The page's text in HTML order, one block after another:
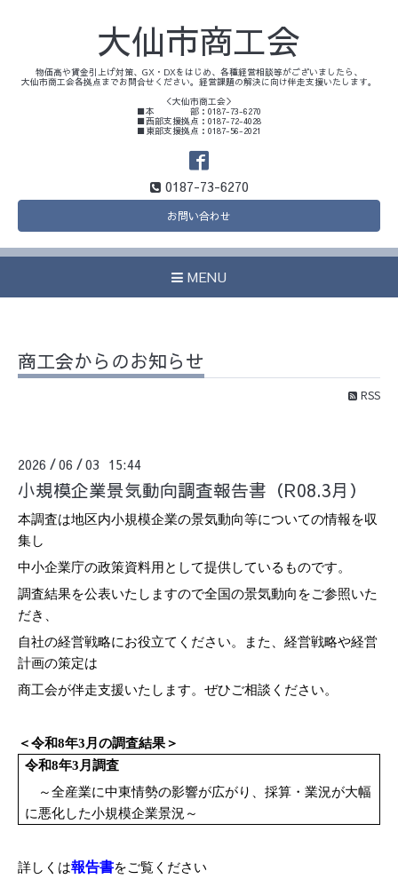
大仙市商工会
物価高や賃金引上げ対策、GX・DXをはじめ、各種経営相談等がございましたら、
大仙市商工会各拠点までお問合せください。経営課題の解決に向け伴走支援いたします。
＜大仙市商工会＞
■本 部：0187-73-6270
■西部支援拠点：0187-72-4028
■東部支援拠点：0187-56-2021
0187-73-6270
お問い合わせ
MENU
商工会からのお知らせ
RSS
2026 /06 /03 15:44
小規模企業景気動向調査報告書（R08.3月）
本調査は地区内小規模企業の景気動向等についての情報を収
集し
中小企業庁の政策資料用として提供しているものです。
調査結果を公表いたしますので全国の景気動向をご参照いた
だき、
自社の経営戦略にお役立てください。また、経営戦略や経営
計画の策定は
商工会が伴走支援いたします。ぜひご相談ください。
＜令和8年3月の調査結果＞
令和8年3月調査
～全産業に中東情勢の影響が広がり、採算・業況が大幅
に悪化した小規模企業景況～
詳しくは報告書をご覧ください